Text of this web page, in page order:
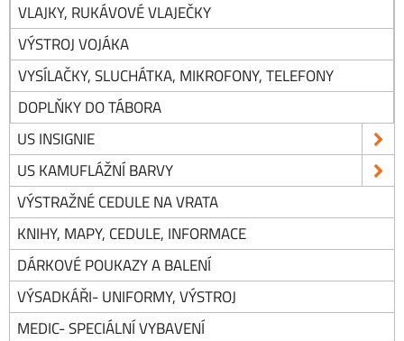
VLAJKY, RUKÁVOVÉ VLAJEČKY
VÝSTROJ VOJÁKA
VYSÍLAČKY, SLUCHÁTKA, MIKROFONY, TELEFONY
DOPLŇKY DO TÁBORA
US INSIGNIE
US KAMUFLÁŽNÍ BARVY
VÝSTRAŽNÉ CEDULE NA VRATA
KNIHY, MAPY, CEDULE, INFORMACE
DÁRKOVÉ POUKAZY A BALENÍ
VÝSADKÁŘI- UNIFORMY, VÝSTROJ
MEDIC- SPECIÁLNÍ VYBAVENÍ